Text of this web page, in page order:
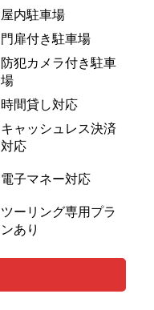
屋内駐車場
門扉付き駐車場
防犯カメラ付き駐車
場
時間貸し対応
キャッシュレス決済
対応
電子マネー対応
ツーリング専用プラ
ンあり